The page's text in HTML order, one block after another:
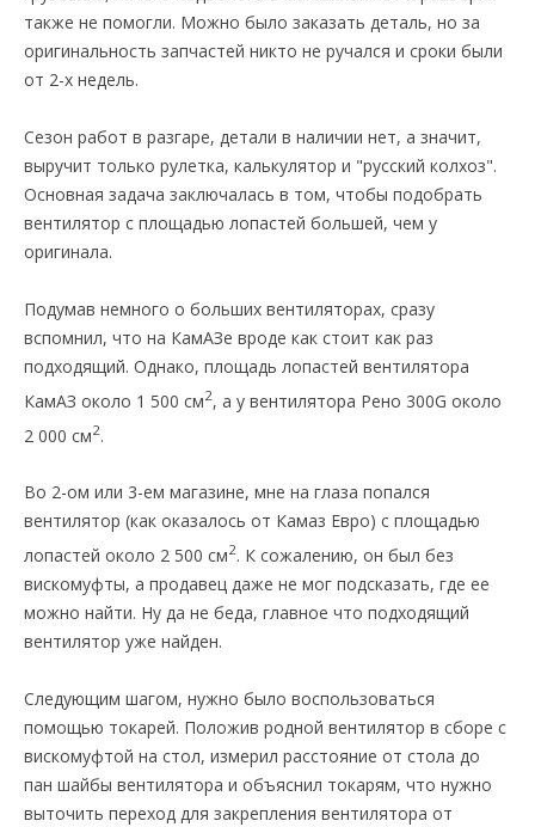
также не помогли. Можно было заказать деталь, но за
оригинальность запчастей никто не ручался и сроки были
от 2-х недель.
Сезон работ в разгаре, детали в наличии нет, а значит,
выручит только рулетка, калькулятор и "русский колхоз".
Основная задача заключалась в том, чтобы подобрать
вентилятор с площадью лопастей большей, чем у
оригинала.
Подумав немного о больших вентиляторах, сразу
вспомнил, что на КамАЗе вроде как стоит как раз
подходящий. Однако, площадь лопастей вентилятора
КамАЗ около 1 500 см2, а у вентилятора Рено 300G около
2 000 см2.
Во 2-ом или 3-ем магазине, мне на глаза попался
вентилятор (как оказалось от Камаз Евро) с площадью
лопастей около 2 500 см2. К сожалению, он был без
вискомуфты, а продавец даже не мог подсказать, где ее
можно найти. Ну да не беда, главное что подходящий
вентилятор уже найден.
Следующим шагом, нужно было воспользоваться
помощью токарей. Положив родной вентилятор в сборе с
вискомуфтой на стол, измерил расстояние от стола до
пан шайбы вентилятора и объяснил токарям, что нужно
выточить переход для закрепления вентилятора от